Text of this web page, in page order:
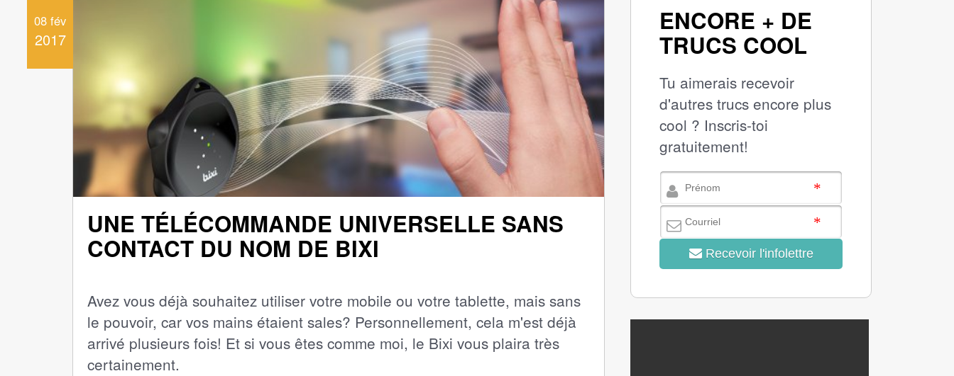
UNE TÉLÉCOMMANDE UNIVERSELLE SANS
CONTACT DU NOM DE BIXI
08 fév
2017
Avez vous déjà souhaitez utiliser votre mobile ou votre tablette, mais sans
le pouvoir, car vos mains étaient sales? Personnellement, cela m'est déjà
arrivé plusieurs fois! Et si vous êtes comme moi, le Bixi vous plaira très
certainement.
ENCORE + DE
TRUCS COOL
Tu aimerais recevoir
d'autres trucs encore plus
cool ? Inscris-toi
gratuitement!
Recevoir l'infolettre